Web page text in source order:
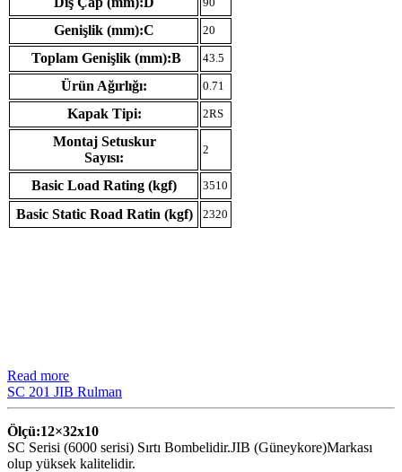
Genişlik (mm):C 20
Toplam Genişlik (mm):B 43.5
Ürün Ağırlığı: 0.71
Kapak Tipi: 2RS
Montaj Setuskur
Sayısı:
2
Basic Load Rating (kgf) 3510
Basic Static Road Ratin (kgf) 2320
Read more
SC 201 JIB Rulman
Ölçü:12×32x10
SC Serisi (6000 serisi) Sırtı Bombelidir.JIB (Güneykore)Markası
olup yüksek kalitelidir.